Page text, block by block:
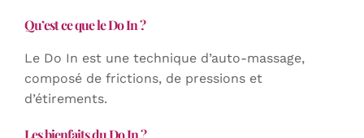
Qu’est ce que le Do In ?
Le Do In est une technique d’auto-massage,
composé de frictions, de pressions et
d’étirements.
Les bienfaits du Do In ?